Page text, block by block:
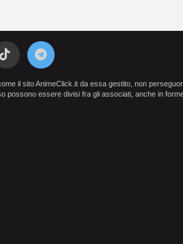
il sito AnimeClick.it da essa gestito, non
possono essere divisi fra gli associati, anche in